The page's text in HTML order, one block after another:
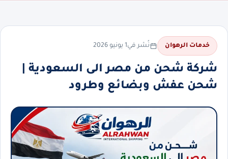
خدمات الرهوان نُشر في1 يونيو 2026
شركة شحن من مصر الى السعودية |
شحن عفش وبضائع وطرود